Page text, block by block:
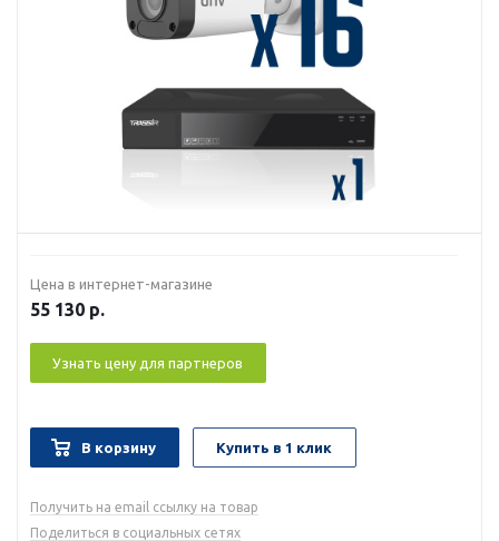
Цена в интернет-магазине
55 130 р.
Узнать цену для партнеров
В корзину Купить в 1 клик
Получить на email ссылку на товар
Поделиться в социальных сетях